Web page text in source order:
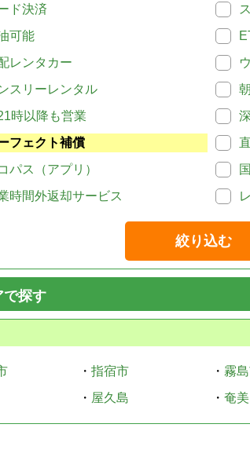
ド決済
可能
レンタカー
スリーレンタル
時以降も営業
フェクト補償
パス（アプリ）
時間外返却サービス
絞り込む
で探す
・ 指宿市 ・ 霧
・ 屋久島 ・ 奄